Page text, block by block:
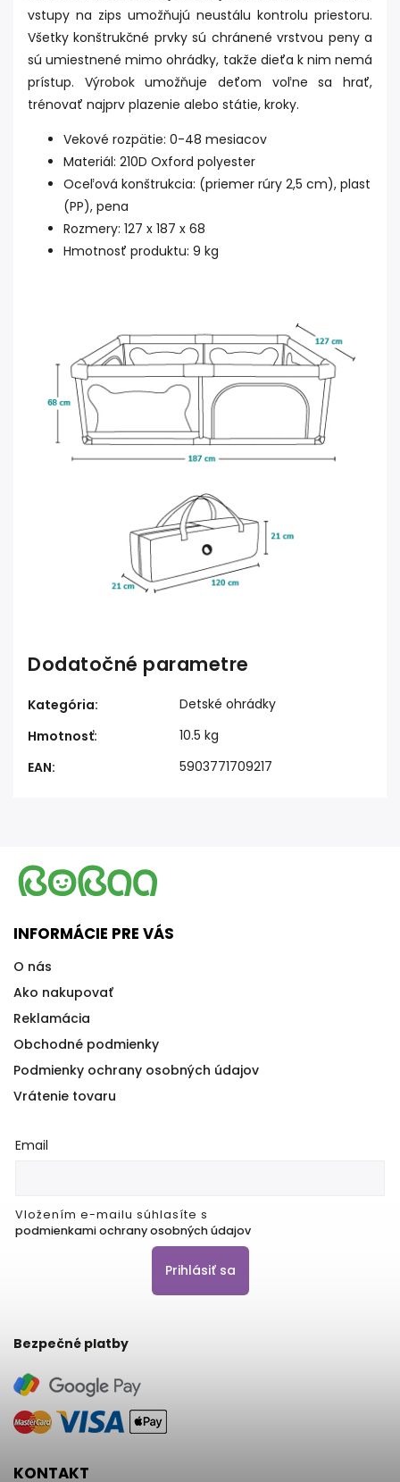
vstupy na zips umožňujú neustálu kontrolu priestoru.
Všetky konštrukčné prvky sú chránené vrstvou peny a
sú umiestnené mimo ohrádky, takže dieťa k nim nemá
prístup. Výrobok umožňuje deťom voľne sa hrať,
trénovať najprv plazenie alebo státie, kroky.
Vekové rozpätie: 0-48 mesiacov
Materiál: 210D Oxford polyester
Oceľová konštrukcia: (priemer rúry 2,5 cm), plast
(PP), pena
Rozmery: 127 x 187 x 68
Hmotnosť produktu: 9 kg
Dodatočné parametre
Kategória:
Detské ohrádky
Hmotnosť:
10.5 kg
EAN: 5903771709217
INFORMÁCIE PRE VÁS
O nás
Ako nakupovať
Reklamácia
Obchodné podmienky
Podmienky ochrany osobných údajov
Vrátenie tovaru
Email
Vložením e-mailu súhlasíte s
podmienkami ochrany osobných údajov
Prihlásiť sa
Bezpečné platby
KONTAKT